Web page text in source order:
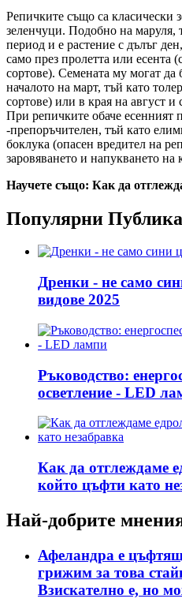
Репичките също са класически
зеленчуци. Подобно на маруля,
период и е растение с дълъг
само през пролетта или есента
сортове). Семената му могат да
началото на март, тъй като
сортове) или в края на август
При репичките обаче есенният
-препоръчителен, тъй като
боклука (опасен вредител на
заровяването и напукването на
Научете също: Как да
Популярни
Дренки - не само
видове 2025
Ръководство:
осветление - LED
Как да отглеждаме
който цъфти като
Най-добрите
Афеландра е
грижим за това
Взискателно е, но